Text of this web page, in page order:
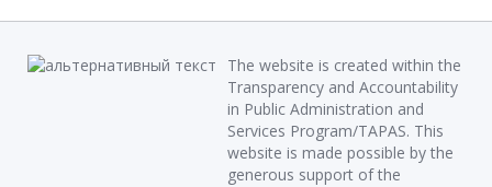
The website is created within the
Transparency and Accountability
in Public Administration and
Services Program/TAPAS. This
website is made possible by the
generous support of the